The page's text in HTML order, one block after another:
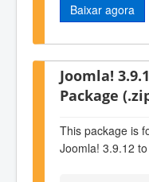
Baixar agora
Joomla!
Package
This package is
Joomla! 3.9.12